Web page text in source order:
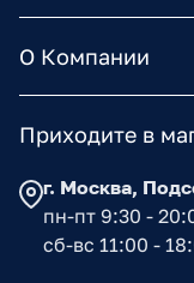
О Компании
Приходите в
г. Москва,
пн-пт 9:30 -
сб-вс 11:00 -